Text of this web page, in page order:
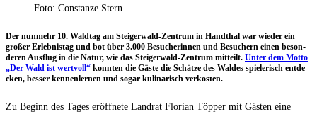
Foto: Constanze Stern
Der nun­mehr 10. Wald­tag am Stei­ger­wald-Zen­trum in Hand­thal war wie­der ein
gro­ßer Erleb­nis­tag und bot über 3.000 Besu­che­rin­nen und Besu­chern einen beson­
de­ren Aus­flug in die Natur, wie das Stei­ger­wald-Zen­trum mit­teilt. Unter dem Mot­to
„Der Wald ist wert­voll“ konn­ten die Gäs­te die Schät­ze des Wal­des spie­le­risch ent­de­
cken, bes­ser ken­nen­ler­nen und sogar kuli­na­risch verkosten.
Zu Beginn des Tages eröff­ne­te Land­rat Flo­ri­an Töp­per mit Gäs­ten eine